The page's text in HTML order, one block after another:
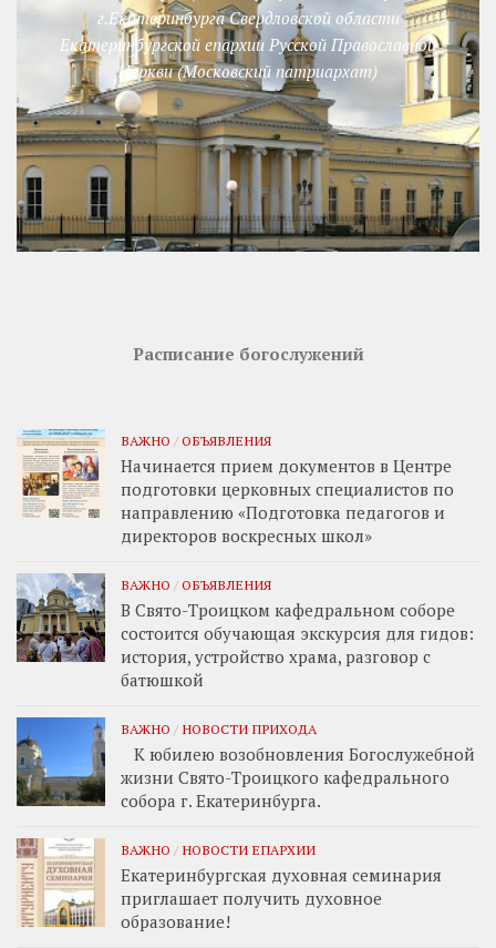
г.Екатеринбурга Свердловской области
Екатеринбургской епархии Русской Православной
Церкви (Московский патриархат)
Расписание богослужений
ВАЖНО / ОБЪЯВЛЕНИЯ
Начинается прием документов в Центре
подготовки церковных специалистов по
направлению «Подготовка педагогов и
директоров воскресных школ»
ВАЖНО / ОБЪЯВЛЕНИЯ
В Свято-Троицком кафедральном соборе
состоится обучающая экскурсия для гидов:
история, устройство храма, разговор с
батюшкой
ВАЖНО / НОВОСТИ ПРИХОДА
К юбилею возобновления Богослужебной
жизни Свято-Троицкого кафедрального
собора г. Екатеринбурга.
ВАЖНО / НОВОСТИ ЕПАРХИИ
Екатеринбургская духовная семинария
приглашает получить духовное
образование!